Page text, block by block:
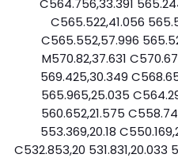
C564.756,33.391
C565.522,41.056
C565.552,57.996
M570.82,37.631
569.425,30.349
565.965,25.035
560.652,21.575
553.369,20.18
C532.853,20 531.831,20.033